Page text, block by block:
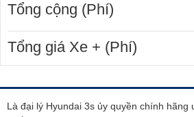
Tổng cộng (Phí)
Tổng giá Xe + (Phí)
Là đại lý Hyundai 3s ủy quyền chính hãng